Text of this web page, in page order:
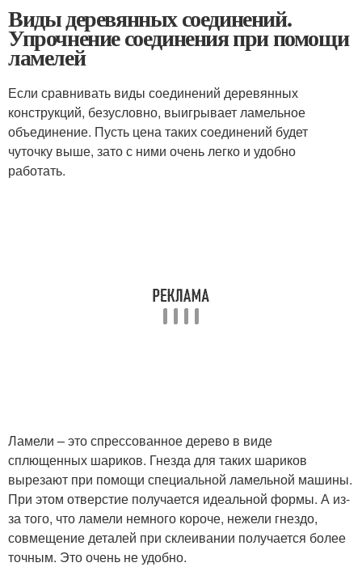
Виды деревянных соединений.
Упрочнение соединения при помощи
ламелей
Если сравнивать виды соединений деревянных
конструкций, безусловно, выигрывает ламельное
объединение. Пусть цена таких соединений будет
чуточку выше, зато с ними очень легко и удобно
работать.
Ламели – это спрессованное дерево в виде
сплющенных шариков. Гнезда для таких шариков
вырезают при помощи специальной ламельной машины.
При этом отверстие получается идеальной формы. А из-
за того, что ламели немного короче, нежели гнездо,
совмещение деталей при склеивании получается более
точным. Это очень не удобно.